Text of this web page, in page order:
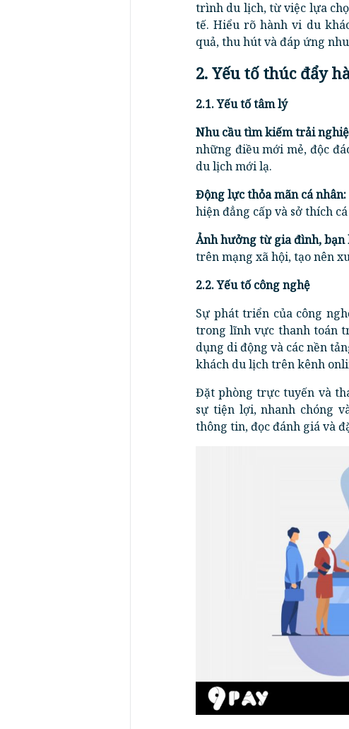
trình du lịch, từ việc lựa
tế. Hiểu rõ hành vi du
quả, thu hút và đáp ứng
2. Yếu tố thúc đẩy
2.1. Yếu tố tâm lý
Nhu cầu tìm kiếm trải
những điều mới mẻ, độc
du lịch mới lạ.
Động lực thỏa mãn cá nhân:
hiện đẳng cấp và sở thích
Ảnh hưởng từ gia đình, bạn
trên mạng xã hội, tạo nên
2.2. Yếu tố công nghệ
Sự phát triển của công
trong lĩnh vực thanh toán
dụng di động và các nền
khách du lịch trên kênh
Đặt phòng trực tuyến và
sự tiện lợi, nhanh chóng
thông tin, đọc đánh giá và